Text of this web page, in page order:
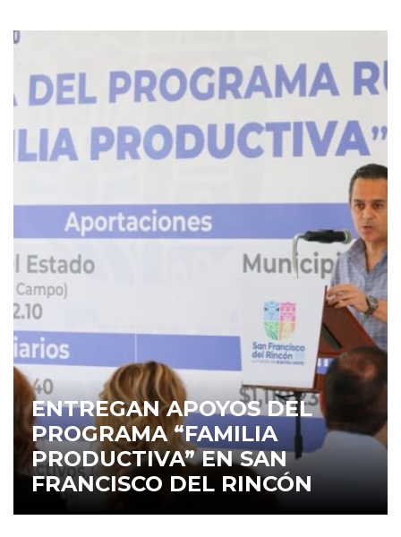
ENTREGAN APOYOS DEL
PROGRAMA “FAMILIA
PRODUCTIVA” EN SAN
FRANCISCO DEL RINCÓN